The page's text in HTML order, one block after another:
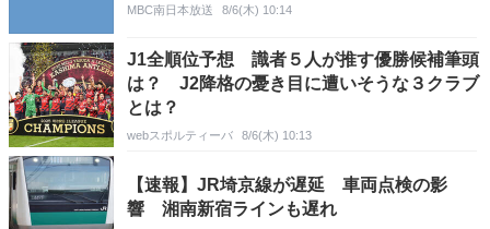
MBC南日本放送 8/6(木) 10:14
J1全順位予想 識者５人が推す優勝候補筆頭
は？ J2降格の憂き目に遭いそうな３クラブ
とは？
webスポルティーバ 8/6(木) 10:13
【速報】JR埼京線が遅延 車両点検の影
響 湘南新宿ラインも遅れ